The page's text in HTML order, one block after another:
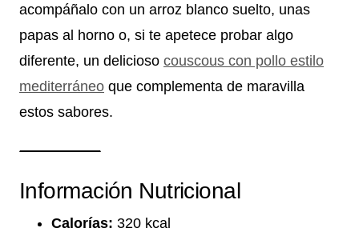
acompáñalo con un arroz blanco suelto, unas
papas al horno o, si te apetece probar algo
diferente, un delicioso couscous con pollo estilo
mediterráneo que complementa de maravilla
estos sabores.
Información Nutricional
Calorías: 320 kcal